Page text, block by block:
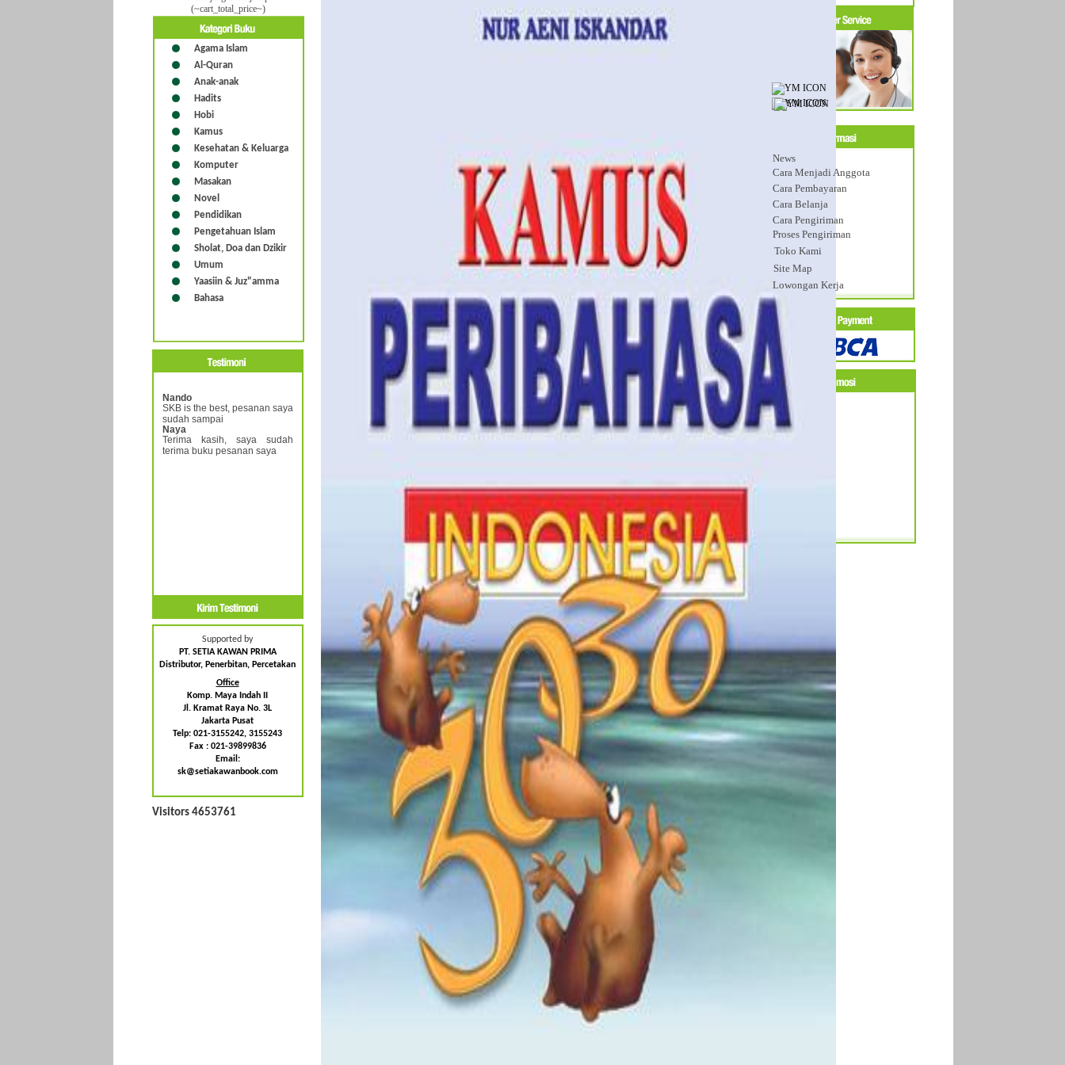
(~cart_total_price~)
News
Cara Menjadi Anggota
Cara Pembayaran
Cara Belanja
Cara Pengiriman
Proses Pengiriman
Toko Kami
Agama Islam
Al-Quran
Anak-anak
Hadits
Hobi
Kamus
Kesehatan & Keluarga
Komputer
Masakan
Novel
Pendidikan
Pengetahuan Islam
Sholat, Doa dan Dzikir
Umum
Yaasiin & Juz"amma
Bahasa
Site Map
Lowongan Kerja
Supported by
PT. SETIA KAWAN PRIMA
Distributor, Penerbitan, Percetakan
Office
Komp. Maya Indah II
Jl. Kramat Raya No. 3L
Jakarta Pusat
Telp: 021-3155242, 3155243
Fax : 021-39899836
Email:
sk@setiakawanbook.com
Visitors 4653761
Nando
SKB is the best, pesanan saya
sudah sampai
Naya
Terima kasih, saya sudah
terima buku pesanan saya